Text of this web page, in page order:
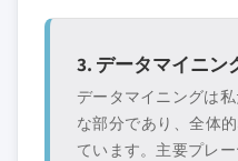
3. データマイニン
データマイニングは
な部分であり、全体
ています。主要プレ